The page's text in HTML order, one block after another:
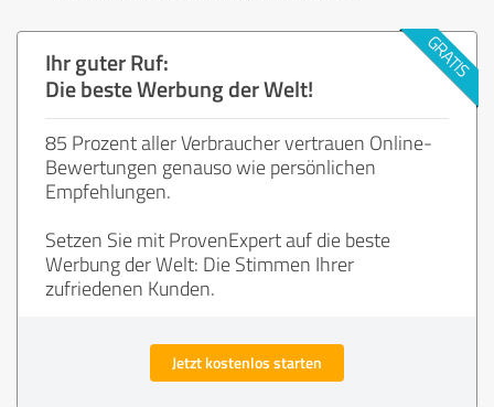
Ihr guter Ruf:
Die beste Werbung der Welt!
85 Prozent aller Verbraucher vertrauen Online-
Bewertungen genauso wie persönlichen
Empfehlungen.
Setzen Sie mit ProvenExpert auf die beste
Werbung der Welt: Die Stimmen Ihrer
zufriedenen Kunden.
Jetzt kostenlos starten